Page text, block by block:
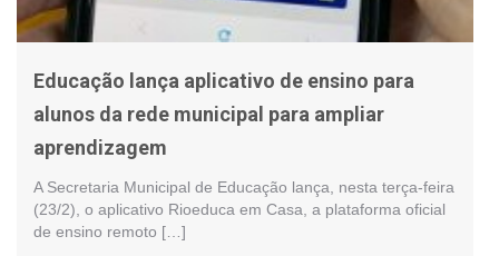
Educação lança aplicativo de ensino para
alunos da rede municipal para ampliar
aprendizagem
A Secretaria Municipal de Educação lança, nesta terça-feira
(23/2), o aplicativo Rioeduca em Casa, a plataforma oficial
de ensino remoto […]